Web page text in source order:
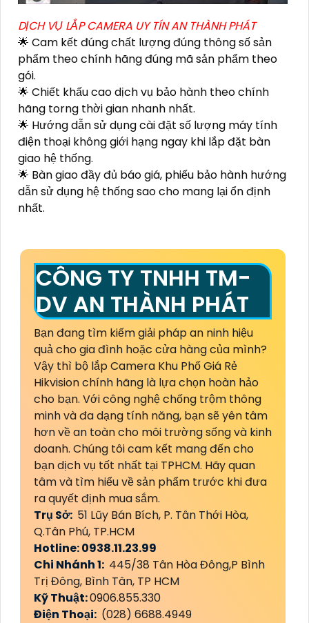
DỊCH VỤ LẮP CAMERA UY TÍN AN THÀNH PHÁT
🌟 Cam kết đúng chất lượng đúng thông số sản
phẩm theo chính hãng đúng mã sản phẩm theo
gói.
🌟 Chiết khấu cao dịch vụ bảo hành theo chính
hãng torng thời gian nhanh nhất.
🌟 Hướng dẫn sử dụng cài đặt số lượng máy tính
điện thoại không giới hạng ngay khi lắp đặt bàn
giao hệ thống.
🌟 Bàn giao đầy đủ báo giá, phiếu bảo hành hướng
dẫn sử dụng hệ thống sao cho mang lại ổn định
nhất.
CÔNG TY TNHH TM-
DV AN THÀNH PHÁT
Bạn đang tìm kiếm giải pháp an ninh hiệu
quả cho gia đình hoặc cửa hàng của mình?
Vậy thì bộ lắp Camera Khu Phố Giá Rẻ
Hikvision chính hãng là lựa chọn hoàn hảo
cho bạn. Với công nghệ chống trộm thông
minh và đa dạng tính năng, bạn sẽ yên tâm
hơn về an toàn cho môi trường sống và kinh
doanh. Chúng tôi cam kết mang đến cho
bạn dịch vụ tốt nhất tại TPHCM. Hãy quan
tâm và tìm hiểu về sản phẩm trước khi đưa
ra quyết định mua sắm.
Trụ Sở: 51 Lũy Bán Bích, P. Tân Thới Hòa,
Q.Tân Phú, TP.HCM
Hotline: 0938.11.23.99
Chi Nhánh 1: 445/38 Tân Hòa Đông,P Bình
Trị Đông, Bình Tân, TP HCM
Kỹ Thuật:0906.855.330
Điện Thoại: (028) 6688.4949